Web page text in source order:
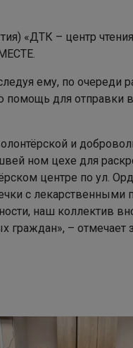
«ДТК – центр
ему, по очереди
помощь для отправки
и
ном цехе для
центре по ул.
с лекарственными
наш коллектив
граждан», – отмечает